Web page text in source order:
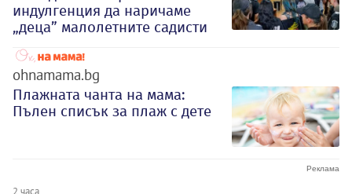
индулгенция да наричаме
„деца” малолетните садисти
ohnamama.bg
Плажната чанта на мама:
Пълен списък за плаж с дете
2 часа